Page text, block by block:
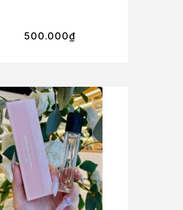
500.000₫